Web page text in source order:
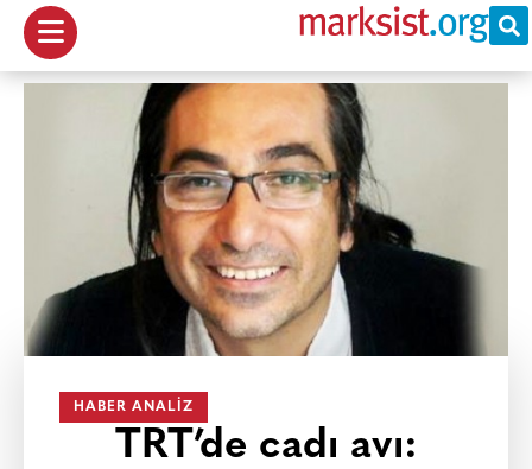
HABER ANALIZ
TRT’de cadı avı: